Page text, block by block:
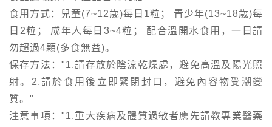
食用方式：兒童(7~12歲)每日1粒； 青少年(13~18歲)每
日2粒； 成年人每日3~4粒； 配合溫開水食用，一日請
勿超過4顆(多食無益)。
保存方法："1.請存放於陰涼乾燥處，避免高溫及陽光照
射。2.請於食用後立即緊閉封口，避免內容物受潮變
質。"
注意事項："1.重大疾病及體質過敏者應先請教專業醫藥